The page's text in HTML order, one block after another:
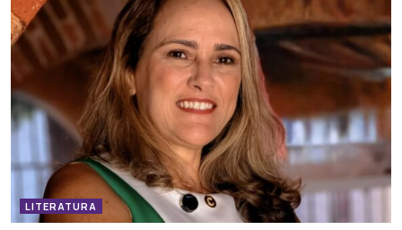
LITERATURA